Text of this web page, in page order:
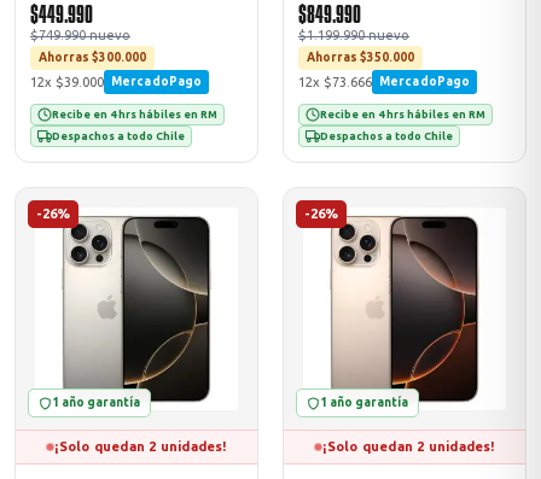
$449.990
$749.990 nuevo
Ahorras $300.000
12x $39.000 MercadoPago
Recibe en 4 hrs hábiles en RM
Despachos a todo Chile
$849.990
$1.199.990 nuevo
Ahorras $350.000
12x $73.666 MercadoPago
Recibe en 4 hrs hábiles en RM
Despachos a todo Chile
-26%
1 año garantía
¡Solo quedan 2 unidades!
-26%
1 año garantía
¡Solo quedan 2 unidades!